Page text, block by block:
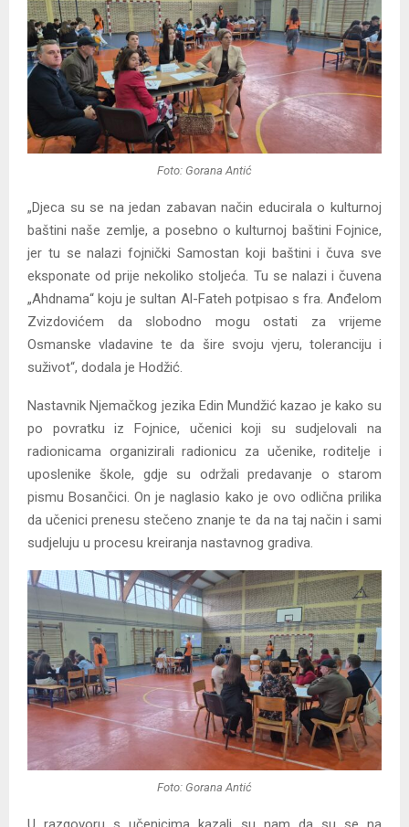
Foto: Gorana Antić
„Djeca su se na jedan zabavan način educirala o kulturnoj
baštini naše zemlje, a posebno o kulturnoj baštini Fojnice,
jer tu se nalazi fojnički Samostan koji baštini i čuva sve
eksponate od prije nekoliko stoljeća. Tu se nalazi i čuvena
„Ahdnama“ koju je sultan Al-Fateh potpisao s fra. Anđelom
Zvizdovićem da slobodno mogu ostati za vrijeme
Osmanske vladavine te da šire svoju vjeru, toleranciju i
suživot“, dodala je Hodžić.
Nastavnik Njemačkog jezika Edin Mundžić kazao je kako su
po povratku iz Fojnice, učenici koji su sudjelovali na
radionicama organizirali radionicu za učenike, roditelje i
uposlenike škole, gdje su održali predavanje o starom
pismu Bosančici. On je naglasio kako je ovo odlična prilika
da učenici prenesu stečeno znanje te da na taj način i sami
sudjeluju u procesu kreiranja nastavnog gradiva.
Foto: Gorana Antić